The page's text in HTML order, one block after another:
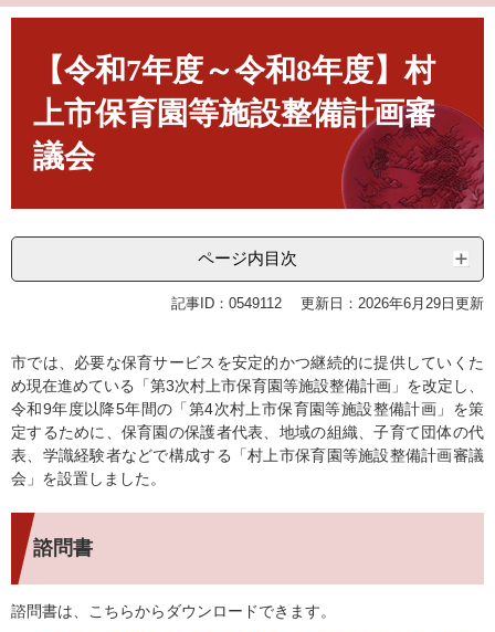
【令和7年度～令和8年度】村
上市保育園等施設整備計画審
議会
ページ内目次
記事ID：0549112 更新日：2026年6月29日更新
市では、必要な保育サービスを安定的かつ継続的に提供していくた
め現在進めている「第3次村上市保育園等施設整備計画」を改定し、
令和9年度以降5年間の「第4次村上市保育園等施設整備計画」を策
定するために、保育園の保護者代表、地域の組織、子育て団体の代
表、学識経験者などで構成する「村上市保育園等施設整備計画審議
会」を設置しました。
諮問書
諮問書は、こちらからダウンロードできます。